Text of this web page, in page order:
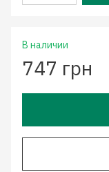
В наличии
747 грн